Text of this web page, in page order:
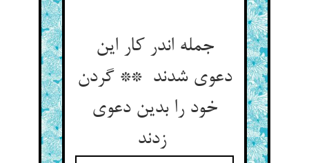
جمله اندر کار این
دعوی شدند ** گردن
خود را بدین دعوی